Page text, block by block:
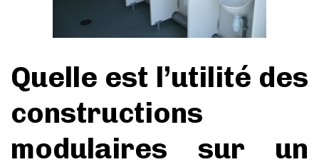
Quelle est l’utilité des
constructions
modulaires sur un